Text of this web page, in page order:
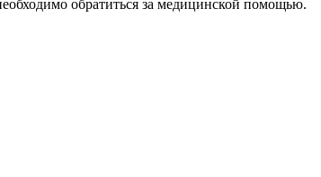
обратиться за медицинской помощью.